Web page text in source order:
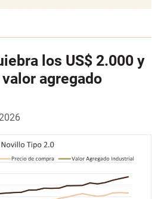
los US$ 2.000 y
agregado